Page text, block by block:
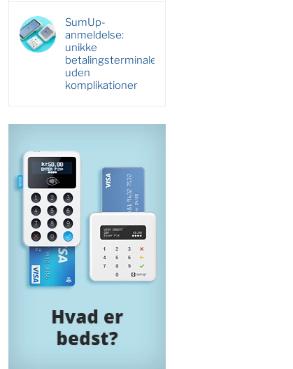
SumUp-
anmeldelse:
unikke
betalingsterminaler
uden
komplikationer